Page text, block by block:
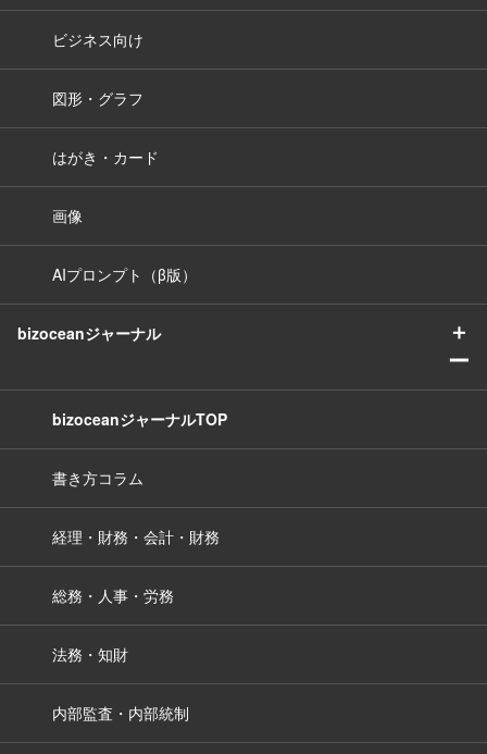
ビジネス向け
図形・グラフ
はがき・カード
画像
AIプロンプト（β版）
bizoceanジャーナル
＋
ー
bizoceanジャーナルTOP
書き方コラム
経理・財務・会計・財務
総務・人事・労務
法務・知財
内部監査・内部統制